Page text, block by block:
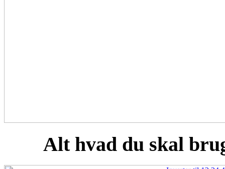
Alt hvad du skal